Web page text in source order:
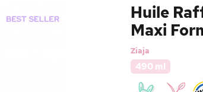
Huile
Maxi
Ziaja
490 ml